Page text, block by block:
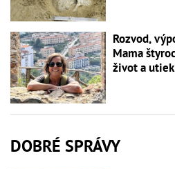
Rozvod,
Mama
život a
DOBRÉ SPRÁVY